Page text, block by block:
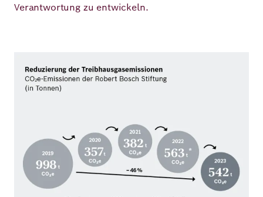
Verantwortung zu entwickeln.